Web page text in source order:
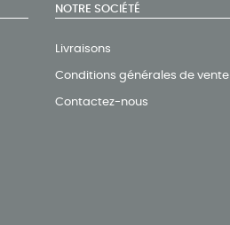
NOTRE SOCIÉTÉ
Livraisons
Conditions générales de vente
Contactez-nous